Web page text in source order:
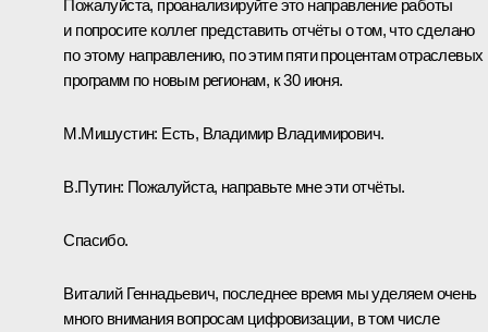
Пожалуйста, проанализируйте это направление работы
и попросите коллег представить отчёты о том, что сделано
по этому направлению, по этим пяти процентам отраслевых
программ по новым регионам, к 30 июня.
М.Мишустин: Есть, Владимир Владимирович.
В.Путин: Пожалуйста, направьте мне эти отчёты.
Спасибо.
Виталий Геннадьевич, последнее время мы уделяем очень
много внимания вопросам цифровизации, в том числе